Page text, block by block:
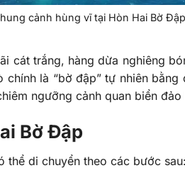
cảnh hùng vĩ tại Hòn Hai Bờ Đập
cát trắng, hàng dừa nghiêng
là “bờ đập” tự nhiên
ngưỡng cảnh quan biển đảo
Bờ Đập
thể di chuyển theo các bước sau: